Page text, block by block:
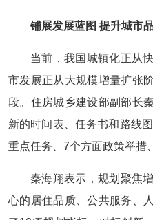
铺展发展蓝图 提升城市
当前，我国城镇化正从
市发展正从大规模增量扩张
段。住房城乡建设部副部长
新的时间表、任务书和路线
重点任务、7个方面政策举措
秦海翔表示，规划聚焦
心的居住品质、公共服务、